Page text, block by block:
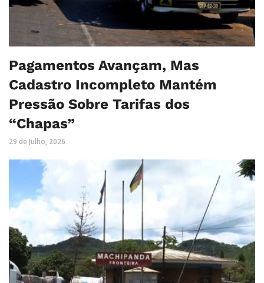
Pagamentos Avançam, Mas
Cadastro Incompleto Mantém
Pressão Sobre Tarifas dos
“Chapas”
29 de Julho, 2026